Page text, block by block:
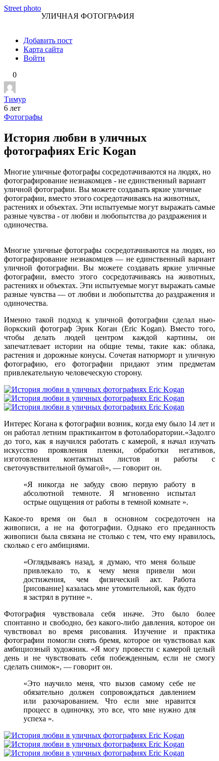
Перейти
Street photo
УЛИЧНАЯ ФОТОГРАФИЯ
Добавить пост
Карта сайта
Войти
0
Тимур
6 лет
Фотографы
История любви в уличных
фотографиях Eric Kogan
Многие уличные фотографы сосредотачиваются на людях, но
фотографирование незнакомцев - не единственный вариант
уличной фотографии. Вы можете создавать яркие уличные
фотографии, вместо этого сосредотачиваясь на животных,
растениях и объектах. Эти испытуемые могут выражать самые
разные чувства - от любви и любопытства до раздражения и
одиночества.
Многие уличные фотографы сосредотачиваются на людях, но
фотографирование незнакомцев — не единственный вариант
уличной фотографии. Вы можете создавать яркие уличные
фотографии, вместо этого сосредотачиваясь на животных,
растениях и объектах. Эти испытуемые могут выражать самые
разные чувства — от любви и любопытства до раздражения и
одиночества.
Именно такой подход к уличной фотографии сделал нью-
йоркский фотограф Эрик Коган (Eric Kogan). Вместо того,
чтобы делать людей центром каждой картины, он
запечатлевает истории на общие темы, такие как: облака,
растения и дорожные конусы. Сочетая натюрморт и уличную
фотографию, его фотографии придают этим предметам
привлекательную человеческую сторону.
Интерес Когана к фотографии возник, когда ему было 14 лет и
он работал летним практикантом в фотолаборатории.«Задолго
до того, как я научился работать с камерой, я начал изучать
искусство проявления пленки, обработки негативов,
изготовления контактных листов и работы с
светочувствительной бумагой», — говорит он.
«Я никогда не забуду свою первую работу в
абсолютной темноте. Я мгновенно испытал
острые ощущения от работы в темной комнате ».
Какое-то время он был в основном сосредоточен на
живописи, а не на фотографии. Однако его преданность
живописи была связана не столько с тем, что ему нравилось,
сколько с его амбициями.
«Оглядываясь назад, я думаю, что меня больше
привлекало то, к чему меня привели мои
достижения, чем физический акт. Работа
[рисование] казалась мне утомительной, как будто
я застрял в рутине ».
Фотография чувствовала себя иначе. Это было более
спонтанно и свободно, без какого-либо давления, которое он
чувствовал во время рисования. Изучение и практика
фотографии помогли снять бремя, которое он чувствовал как
амбициозный художник. «Я могу провести с камерой целый
день и не чувствовать себя побежденным, если не смогу
сделать снимок», — говорит он.
«Это научило меня, что вызов самому себе не
обязательно должен сопровождаться давлением
или разочарованием. Что если мне нравится
процесс в одиночку, это все, что мне нужно для
успеха ».